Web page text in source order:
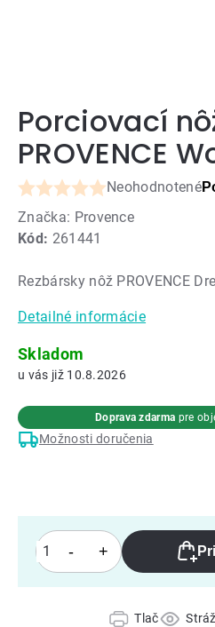
Porciovací
PROVENCE
Kód: 261441
Priemerné
hodnotenie
produktu
0,0
5
hviezdičiek.
Neohodnotené
Značka: Provence
Rezbársky nôž PROVENCE
Detailné informácie
Tlač
Skladom
10.8.2026
Možnosti doručenia
Doprava zdarma pre